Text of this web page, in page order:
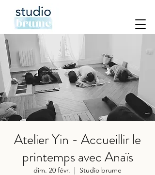
Atelier Yin - Accueillir le
printemps avec Anaïs
dim. 20 févr.
  |
Studio brume